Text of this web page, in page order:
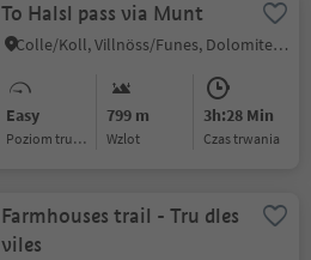
To Halsl pass via Munt
Colle/Koll, Villnöss/Funes, Dolomites Region Lüsen Villnöss
Easy
Poziom trudności
799 m
Wzlot
3h:28 Min
czas trwania
Farmhouses trail - Tru dles
viles